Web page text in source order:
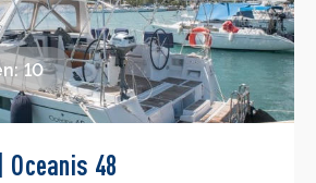
10
Oceanis 48